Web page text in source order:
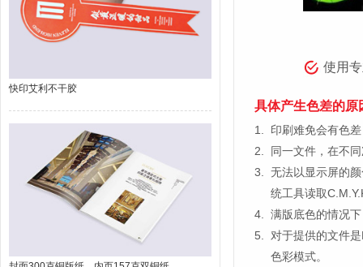
快印艾利不干胶
使用
具体产生色差的原
1.
印刷难免会有色
2.
同一文件，在不
3.
无法以显示屏的
统工具读取
4.
满版底色的情况
5.
对于提供的文件
色彩模式。